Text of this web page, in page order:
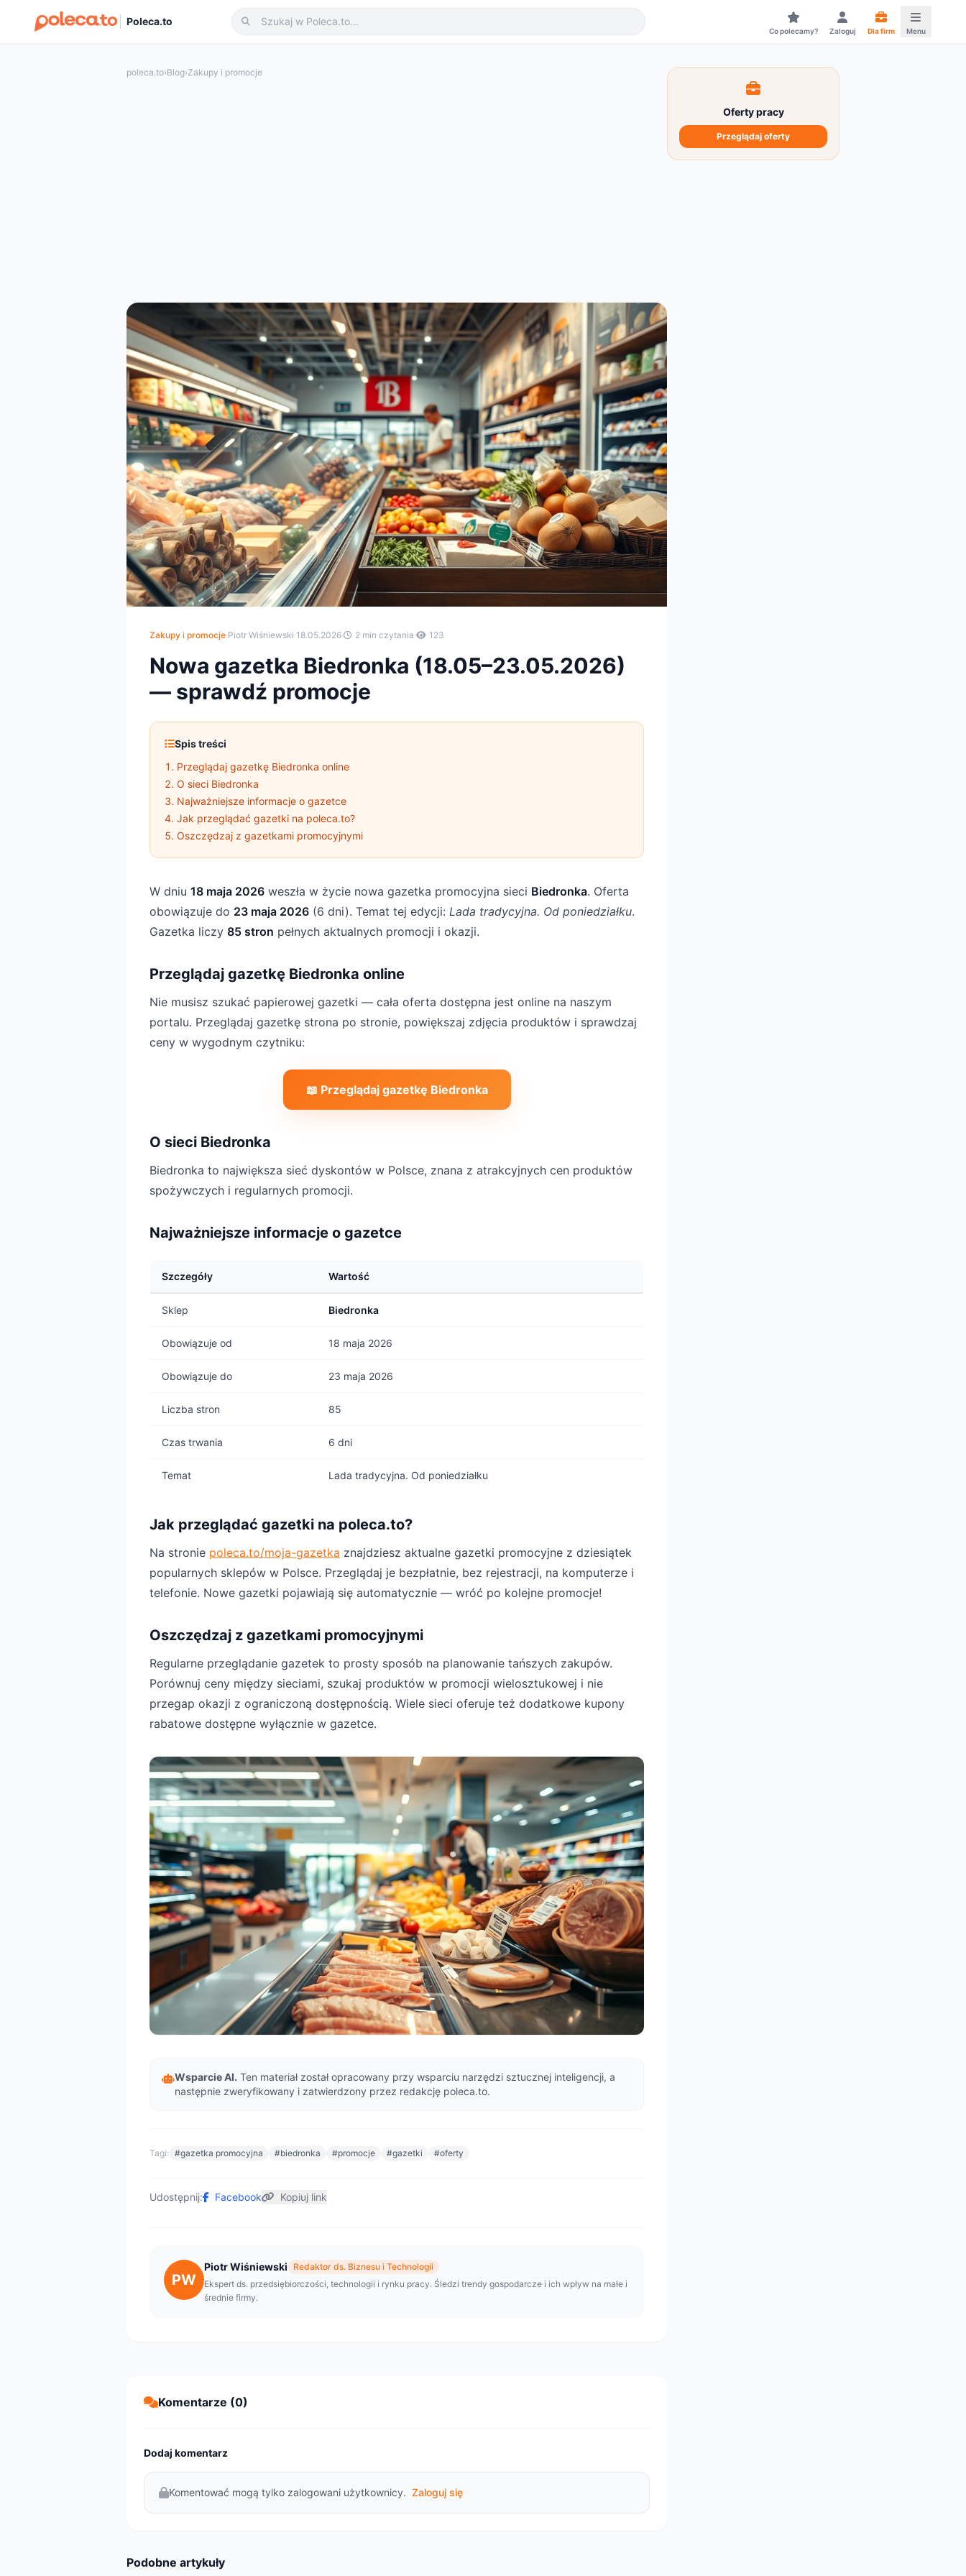
Poleca.to
Co polecamy? Zaloguj Dla firm Menu
poleca.to›Blog›Zakupy i promocje
Zakupy i promocje·Piotr Wiśniewski·18.05.2026· 2 min czytania· 123
Nowa gazetka Biedronka (18.05–23.05.2026)
— sprawdź promocje
Spis treści
Przeglądaj gazetkę Biedronka online
O sieci Biedronka
Najważniejsze informacje o gazetce
Jak przeglądać gazetki na poleca.to?
Oszczędzaj z gazetkami promocyjnymi
W dniu 18 maja 2026 weszła w życie nowa gazetka promocyjna sieci Biedronka. Oferta
obowiązuje do 23 maja 2026 (6 dni). Temat tej edycji: Lada tradycyjna. Od poniedziałku.
Gazetka liczy 85 stron pełnych aktualnych promocji i okazji.
Przeglądaj gazetkę Biedronka online
Nie musisz szukać papierowej gazetki — cała oferta dostępna jest online na naszym
portalu. Przeglądaj gazetkę strona po stronie, powiększaj zdjęcia produktów i sprawdzaj
ceny w wygodnym czytniku:
📖 Przeglądaj gazetkę Biedronka
O sieci Biedronka
Biedronka to największa sieć dyskontów w Polsce, znana z atrakcyjnych cen produktów
spożywczych i regularnych promocji.
Najważniejsze informacje o gazetce
Szczegóły Wartość
Sklep Biedronka
Obowiązuje od 18 maja 2026
Obowiązuje do 23 maja 2026
Liczba stron 85
Czas trwania 6 dni
Temat Lada tradycyjna. Od poniedziałku
Jak przeglądać gazetki na poleca.to?
Na stronie poleca.to/moja-gazetka znajdziesz aktualne gazetki promocyjne z dziesiątek
popularnych sklepów w Polsce. Przeglądaj je bezpłatnie, bez rejestracji, na komputerze i
telefonie. Nowe gazetki pojawiają się automatycznie — wróć po kolejne promocje!
Oszczędzaj z gazetkami promocyjnymi
Regularne przeglądanie gazetek to prosty sposób na planowanie tańszych zakupów.
Porównuj ceny między sieciami, szukaj produktów w promocji wielosztukowej i nie
przegap okazji z ograniczoną dostępnością. Wiele sieci oferuje też dodatkowe kupony
rabatowe dostępne wyłącznie w gazetce.
Wsparcie AI. Ten materiał został opracowany przy wsparciu narzędzi sztucznej inteligencji, a
następnie zweryfikowany i zatwierdzony przez redakcję poleca.to.
Tagi: #gazetka promocyjna #biedronka #promocje #gazetki #oferty
Udostępnij: Facebook Kopiuj link
PW
Piotr Wiśniewski
Redaktor ds. Biznesu i Technologii
Ekspert ds. przedsiębiorczości, technologii i rynku pracy. Śledzi trendy gospodarcze i ich wpływ na małe i
średnie firmy.
Komentarze (0)
Dodaj komentarz
Komentować mogą tylko zalogowani użytkownicy. Zaloguj się
Podobne artykuły
Oferty pracy
Przeglądaj oferty